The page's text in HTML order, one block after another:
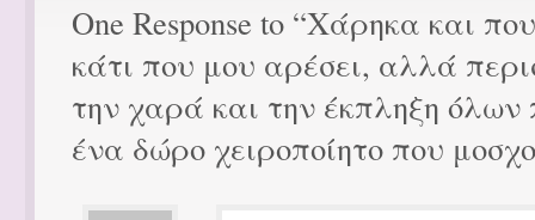
One Response to “Χάρηκα και
κάτι που μου αρέσει, αλλά
την χαρά και την έκπληξη όλων
ένα δώρο χειροποίητο που